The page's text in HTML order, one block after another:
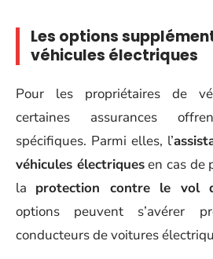
Les options
véhicules électriques
Pour les propriétaires de
certaines assurances
spécifiques. Parmi elles, l’
véhicules électriquesen cas de
la protection contre le vol
options peuvent s’avérer
conducteurs de voitures